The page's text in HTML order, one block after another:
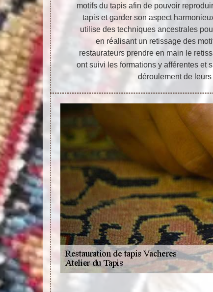
motifs du tapis afin de pouvoir
tapis et garder son aspect
utilise des techniques ancestrales
en réalisant un retissage des
restaurateurs prendre en main le
ont suivi les formations y afférentes et
déroulement de